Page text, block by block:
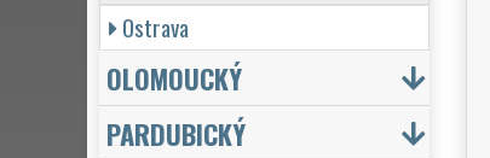
Ostrava
OLOMOUCKÝ
PARDUBICKÝ